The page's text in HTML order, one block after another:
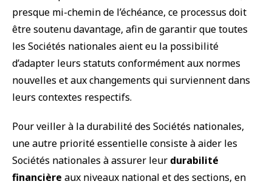
presque mi-chemin de l’échéance, ce processus doit
être soutenu davantage, afin de garantir que toutes
les Sociétés nationales aient eu la possibilité
d’adapter leurs statuts conformément aux normes
nouvelles et aux changements qui surviennent dans
leurs contextes respectifs.
Pour veiller à la durabilité des Sociétés nationales,
une autre priorité essentielle consiste à aider les
Sociétés nationales à assurer leur durabilité
financière aux niveaux national et des sections, en